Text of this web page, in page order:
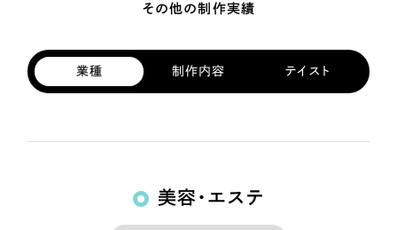
その他の制作実績
業種 制作内容 テイスト
美容・エステ